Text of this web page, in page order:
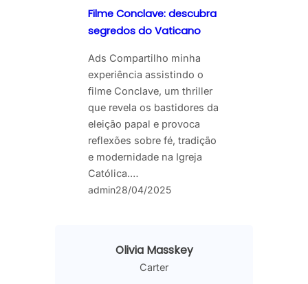
Filme Conclave: descubra
segredos do Vaticano
Ads Compartilho minha
experiência assistindo o
filme Conclave, um thriller
que revela os bastidores da
eleição papal e provoca
reflexões sobre fé, tradição
e modernidade na Igreja
Católica.…
admin28/04/2025
Olivia Masskey
Carter